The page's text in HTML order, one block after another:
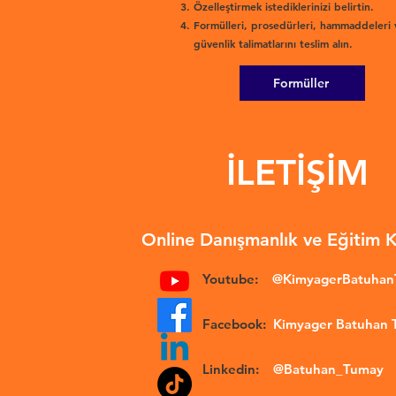
Özelleştirmek istediklerinizi belirtin.
Formülleri, prosedürleri, hammaddeleri
güvenlik talimatlarını teslim alın.
Formüller
İLETİŞİM
Online Danışmanlık ve Eğitim
Youtube:
Facebook: Kimyager Batuhan
Linkedin: @Batuhan_Tumay